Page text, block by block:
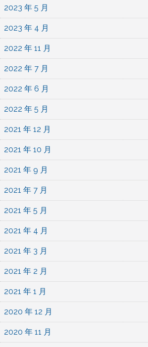
2023 年 5 月
2023 年 4 月
2022 年 11 月
2022 年 7 月
2022 年 6 月
2022 年 5 月
2021 年 12 月
2021 年 10 月
2021 年 9 月
2021 年 7 月
2021 年 5 月
2021 年 4 月
2021 年 3 月
2021 年 2 月
2021 年 1 月
2020 年 12 月
2020 年 11 月